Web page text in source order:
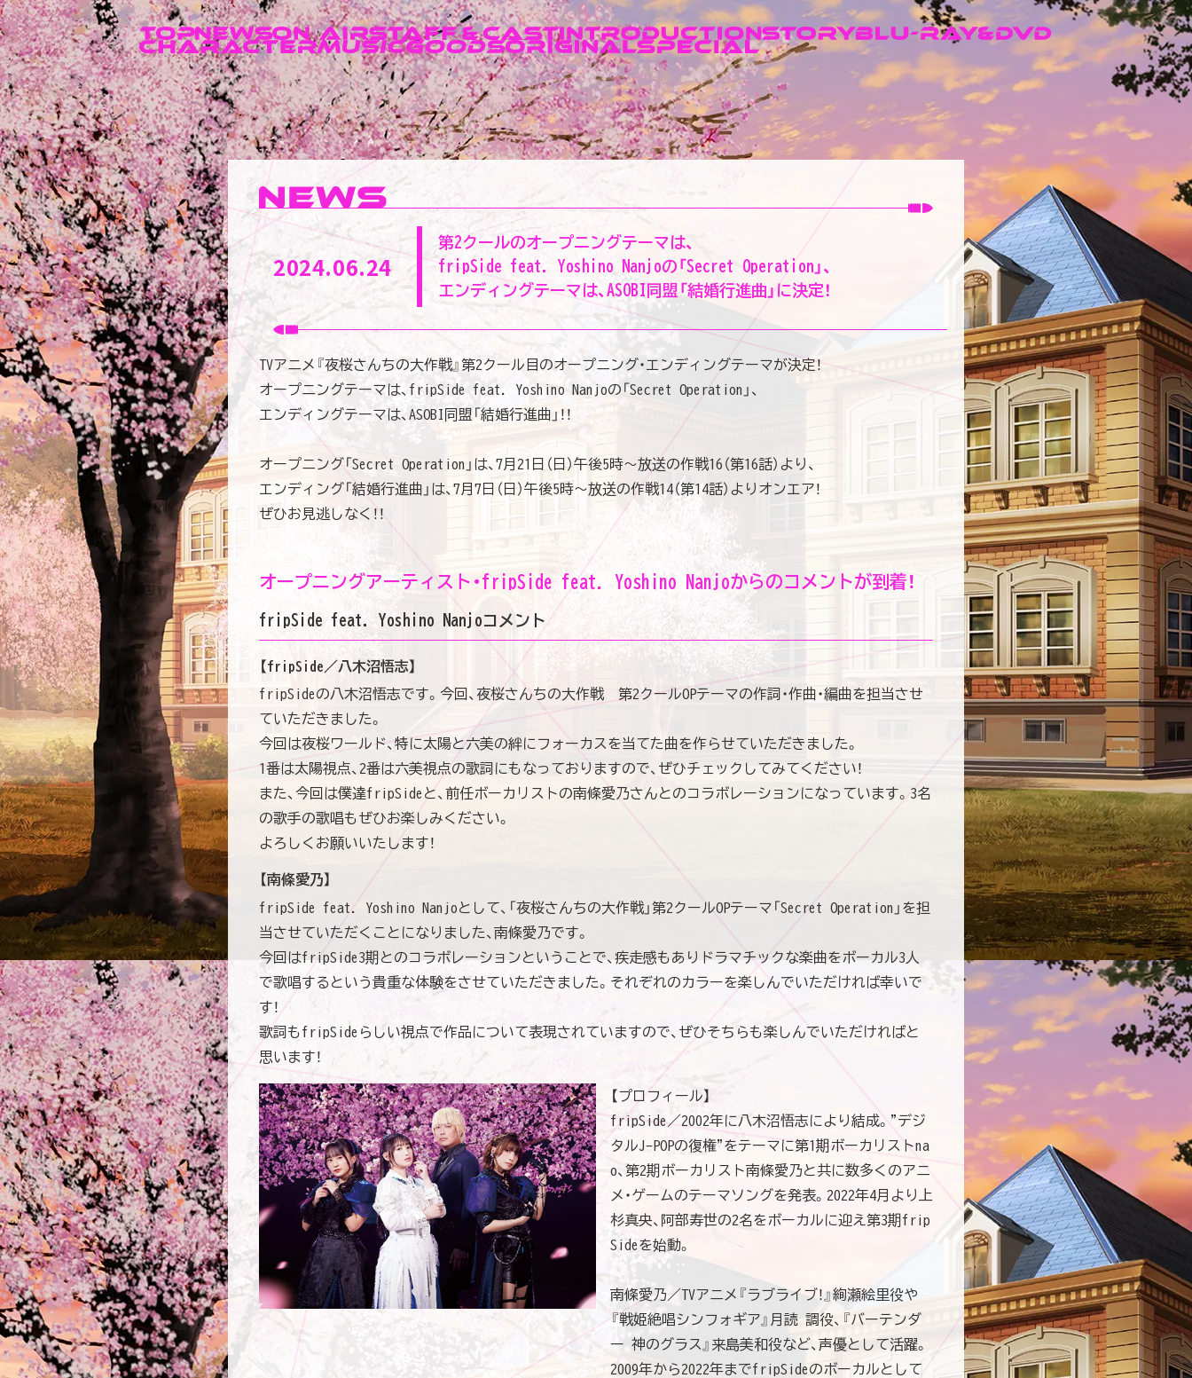
2024.06.24
第2クールのオープニングテーマは、
fripSide feat. Yoshino Nanjoの 「Secret Operation」、
エンディングテーマは、 ASOBI同盟「結婚行進曲」に決定！
TVアニメ『夜桜さんちの大作戦』第2クール目のオープニング・エンディングテーマが決定！
オープニングテーマは、fripSide feat. Yoshino Nanjoの「Secret Operation」、
エンディングテーマは、ASOBI同盟「結婚行進曲」！！
オープニング「Secret Operation」は、7月21日（日）午後5時～放送の作戦16（第16話）より、
エンディング「結婚行進曲」は、7月7日（日）午後5時～放送の作戦14（第14話）よりオンエア！
ぜひお見逃しなく！！
オープニングアーティスト・ fripSide feat. Yoshino Nanjoからのコメントが到着！
fripSide feat. Yoshino Nanjoコメント
【fripSide／八木沼悟志】
fripSideの八木沼悟志です。今回、夜桜さんちの大作戦 第2クールOPテーマの作詞・作曲・編曲を担当させ
ていただきました。
今回は夜桜ワールド、特に太陽と六美の絆にフォーカスを当てた曲を作らせていただきました。
1番は太陽視点、2番は六美視点の歌詞にもなっておりますので、ぜひチェックしてみてください！
また、今回は僕達fripSideと、前任ボーカリストの南條愛乃さんとのコラボレーションになっています。3名
の歌手の歌唱もぜひお楽しみください。
よろしくお願いいたします！
【南條愛乃】
fripSide feat. Yoshino Nanjoとして、「夜桜さんちの大作戦」第2クールOPテーマ「Secret Operation」を担
当させていただくことになりました、南條愛乃です。
今回はfripSide3期とのコラボレーションということで、疾走感もありドラマチックな楽曲をボーカル3人
で歌唱するという貴重な体験をさせていただきました。それぞれのカラーを楽しんでいただければ幸いで
す！
歌詞もfripSideらしい視点で作品について表現されていますので、ぜひそちらも楽しんでいただければと
思います！
【プロフィール】
fripSide／2002年に八木沼悟志により結成。"デジ
タルJ-POPの復権"をテーマに第1期ボーカリストna
o、第2期ボーカリスト南條愛乃と共に数多くのアニ
メ・ゲームのテーマソングを発表。2022年4月より上
杉真央、阿部寿世の2名をボーカルに迎え第3期frip
Sideを始動。
南條愛乃／TVアニメ『ラブライブ！』絢瀬絵里役や
『戦姫絶唱シンフォギア』月読 調役、『バーテンダ
ー 神のグラス』来島美和役など、声優として活躍。
2009年から2022年までfripSideのボーカルとして